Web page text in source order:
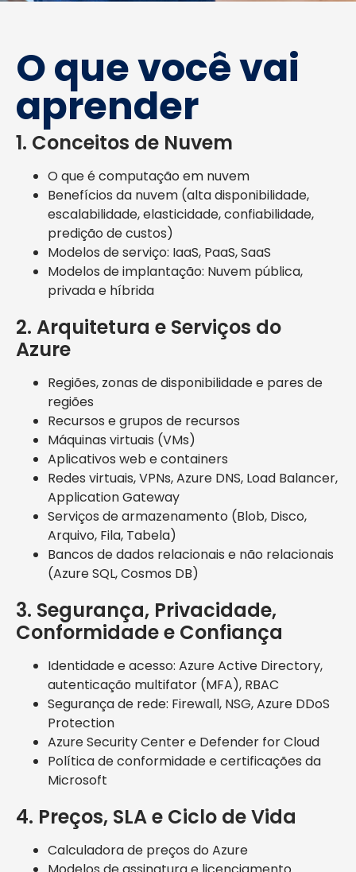
O que você vai
aprender
1. Conceitos de Nuvem
O que é computação em nuvem
Benefícios da nuvem (alta disponibilidade,
escalabilidade, elasticidade, confiabilidade,
predição de custos)
Modelos de serviço: IaaS, PaaS, SaaS
Modelos de implantação: Nuvem pública,
privada e híbrida
2. Arquitetura e Serviços do
Azure
Regiões, zonas de disponibilidade e pares de
regiões
Recursos e grupos de recursos
Máquinas virtuais (VMs)
Aplicativos web e containers
Redes virtuais, VPNs, Azure DNS, Load Balancer,
Application Gateway
Serviços de armazenamento (Blob, Disco,
Arquivo, Fila, Tabela)
Bancos de dados relacionais e não relacionais
(Azure SQL, Cosmos DB)
3. Segurança, Privacidade,
Conformidade e Confiança
Identidade e acesso: Azure Active Directory,
autenticação multifator (MFA), RBAC
Segurança de rede: Firewall, NSG, Azure DDoS
Protection
Azure Security Center e Defender for Cloud
Política de conformidade e certificações da
Microsoft
4. Preços, SLA e Ciclo de Vida
Calculadora de preços do Azure